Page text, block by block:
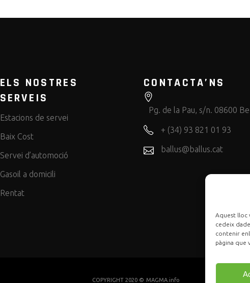
Aquest lloc
cedeix
contenir
pàgina que
ELS NOSTRES
SERVEIS
Estacions de servei
Baix Cost
Servei d’automoció
Gasoil a domicili
Rentat
CONTACTA’NS
Pg. de la Pau, s/n. 08600
+ (34) 93 821 01 93
ballus@ballus.cat
COPYRIGHT 2020 © MAGMA.info